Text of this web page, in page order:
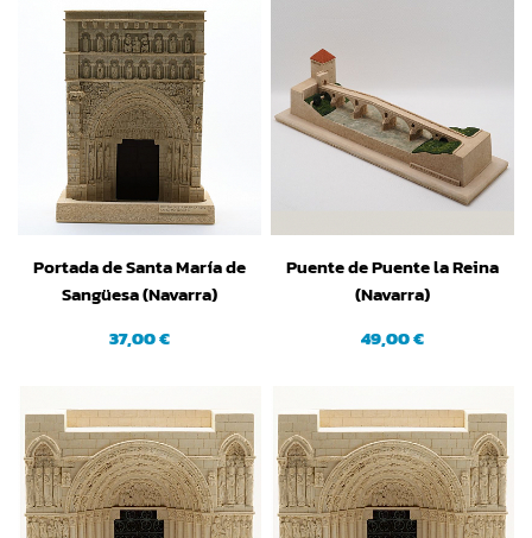
Portada de Santa María de
Sangüesa (Navarra)
37,00 €
Puente de Puente la Reina
(Navarra)
49,00 €